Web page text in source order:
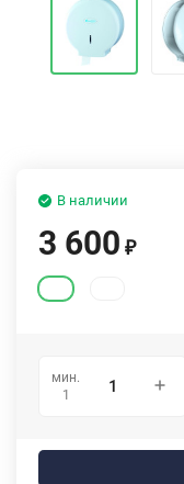
В наличии
3 600 ₽
мин.
1